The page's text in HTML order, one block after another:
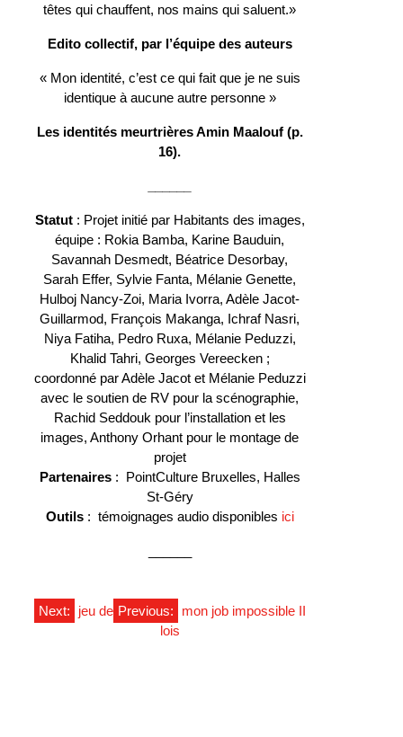
têtes qui chauffent, nos mains qui saluent.»
Edito collectif, par l’équipe des auteurs
« Mon identité, c’est ce qui fait que je ne suis
identique à aucune autre personne »
Les identités meurtrières Amin Maalouf (p.
16).
Statut: Projet initié par Habitants des images,
équipe : Rokia Bamba, Karine Bauduin,
Savannah Desmedt, Béatrice Desorbay,
Sarah Effer, Sylvie Fanta, Mélanie Genette,
Hulboj Nancy-Zoi, Maria Ivorra, Adèle Jacot-
Guillarmod, François Makanga, Ichraf Nasri,
Niya Fatiha, Pedro Ruxa, Mélanie Peduzzi,
Khalid Tahri, Georges Vereecken ;
coordonné par Adèle Jacot et Mélanie Peduzzi
avec le soutien de RV pour la scénographie,
Rachid Seddouk pour l’installation et les
images, Anthony Orhant pour le montage de
projet
Partenaires: PointCulture Bruxelles, Halles
St-Géry
Outils: témoignages audio disponibles ici
NAVIGATION
Previous: mon job impossible II
Next:
jeu de
lois